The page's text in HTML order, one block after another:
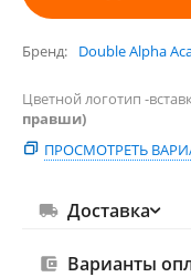
Бренд Double Alpha
Цветной логотип -
правши)
ПРОСМОТРЕТЬ
Доставка
Варианты